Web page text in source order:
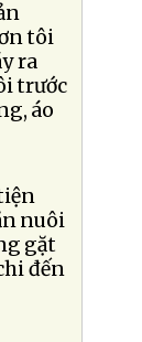
tôi
ra
trước
áo
nuôi
gặt
đến